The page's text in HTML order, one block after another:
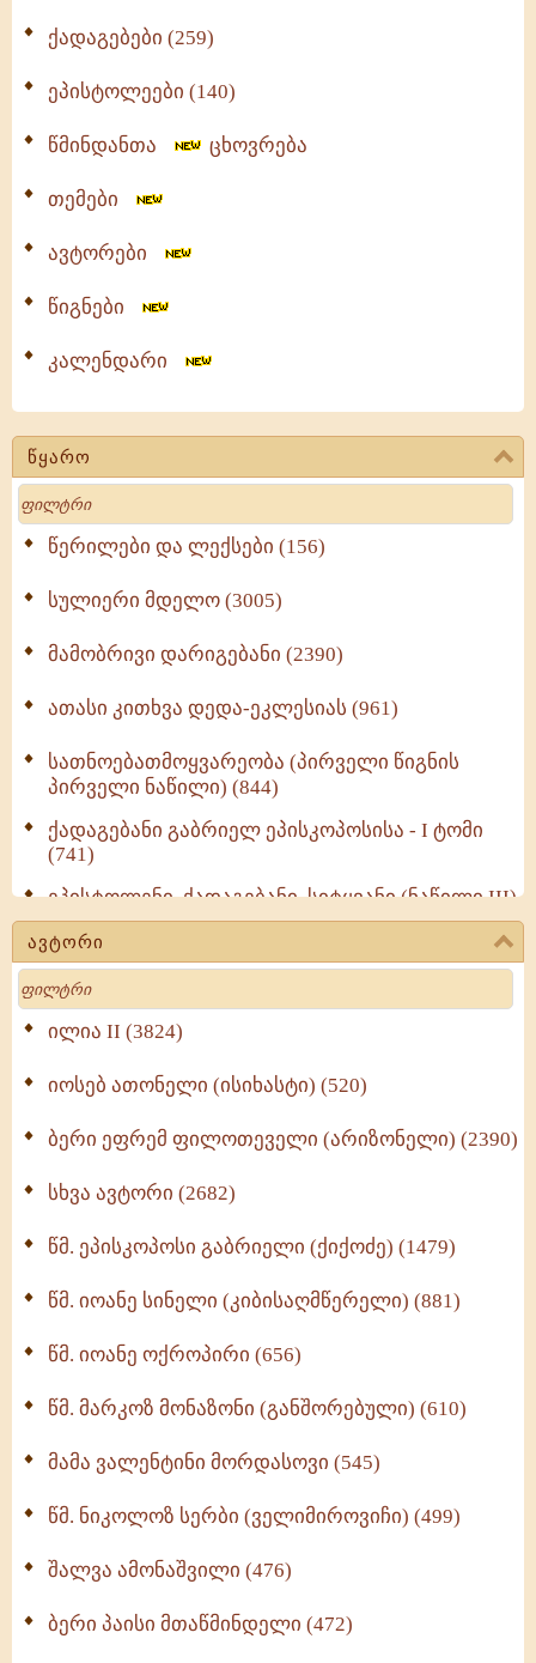
ქადაგებები (259)
ეპისტოლეები (140)
წმინდანთა ცხოვრება
თემები
ავტორები
წიგნები
კალენდარი
წყარო
Search
წერილები და ლექსები (156)
სულიერი მდელო (3005)
მამობრივი დარიგებანი (2390)
ათასი კითხვა დედა-ეკლესიას (961)
სათნოებათმოყვარეობა (პირველი წიგნის
პირველი ნაწილი) (844)
ქადაგებანი გაბრიელ ეპისკოპოსისა - I ტომი
(741)
ეპისტოლენი, ქადაგებანი, სიტყვანი (ნაწილი III)
(723)
მოძღვრის ძალზე სასარგებლო რჩევები
მრევლისათვის (545)
Wisdomge (514)
ქადაგებანი გაბრიელ ეპისკოპოსისა - II ტომი
სულიერი ცხოვრების სახელმძღვანელო -
ნაწილი II (369)
ავტორი
Search
ილია II (3824)
იოსებ ათონელი (ისიხასტი) (520)
ბერი ეფრემ ფილოთეველი (არიზონელი) (2390)
სხვა ავტორი (2682)
წმ. ეპისკოპოსი გაბრიელი (ქიქოძე) (1479)
წმ. იოანე სინელი (კიბისაღმწერელი) (881)
წმ. იოანე ოქროპირი (656)
წმ. მარკოზ მონაზონი (განშორებული) (610)
მამა ვალენტინი მორდასოვი (545)
წმ. ნიკოლოზ სერბი (ველიმიროვიჩი) (499)
შალვა ამონაშვილი (476)
ბერი პაისი მთაწმინდელი (472)